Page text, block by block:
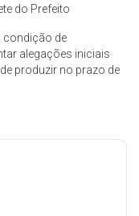
do Prefeito
condição de
alegações iniciais
produzir no prazo de